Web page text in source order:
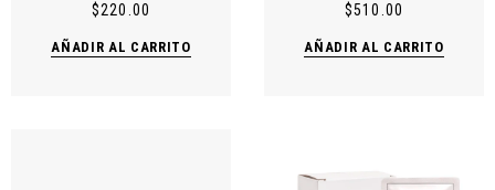
$220.00
AÑADIR AL CARRITO
$510.00
AÑADIR AL CARRITO